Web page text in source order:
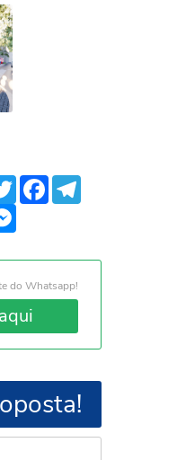
TwitterFacebook
do Whatsapp!